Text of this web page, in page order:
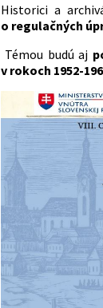
Historici a
o regulačných
Témou budú aj
v rokoch 1952-